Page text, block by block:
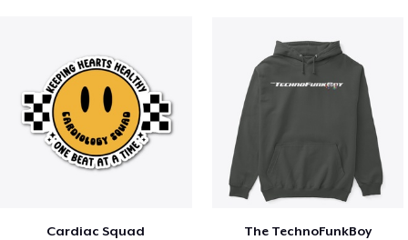
Cardiac Squad The TechnoFunkBoy